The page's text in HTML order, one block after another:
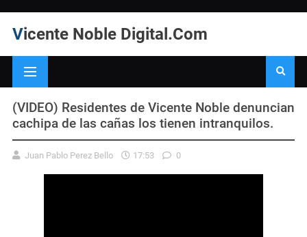
Vicente Noble Digital.Com
(VIDEO) Residentes de Vicente Noble denuncian
cachipa de las cañas los tienen intranquilos.
Juan Pablo Perez Bello 17:53 0